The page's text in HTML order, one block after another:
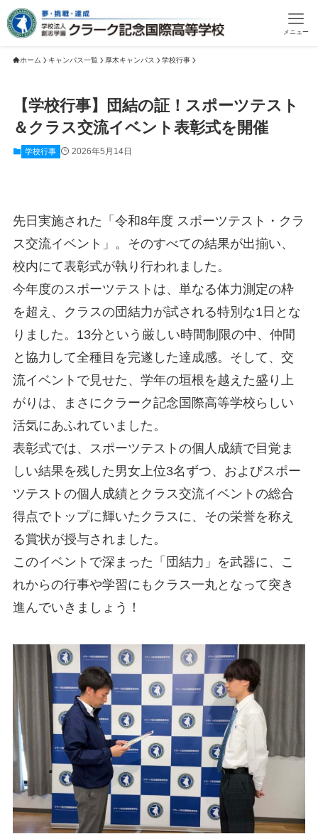
メニュー
ホーム キャンパス一覧 厚木キャンパス 学校行事
【学校行事】団結の証！スポーツテスト
＆クラス交流イベント表彰式を開催
学校行事 2026年5月14日
先日実施された「令和8年度 スポーツテスト・クラ
ス交流イベント」。そのすべての結果が出揃い、
校内にて表彰式が執り行われました。
今年度のスポーツテストは、単なる体力測定の枠
を超え、クラスの団結力が試される特別な1日とな
りました。13分という厳しい時間制限の中、仲間
と協力して全種目を完遂した達成感。そして、交
流イベントで見せた、学年の垣根を越えた盛り上
がりは、まさにクラーク記念国際高等学校らしい
活気にあふれていました。
表彰式では、スポーツテストの個人成績で目覚ま
しい結果を残した男女上位3名ずつ、およびスポー
ツテストの個人成績とクラス交流イベントの総合
得点でトップに輝いたクラスに、その栄誉を称え
る賞状が授与されました。
このイベントで深まった「団結力」を武器に、こ
れからの行事や学習にもクラス一丸となって突き
進んでいきましょう！